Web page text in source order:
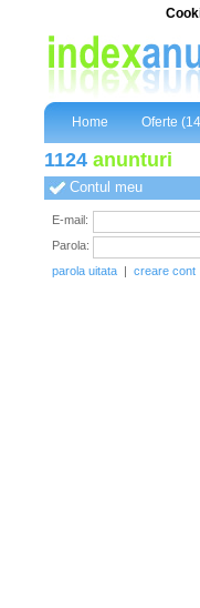
Home Oferte
1124 anunturi
Contul meu
E-mail:
Parola:
parola uitata | creare cont